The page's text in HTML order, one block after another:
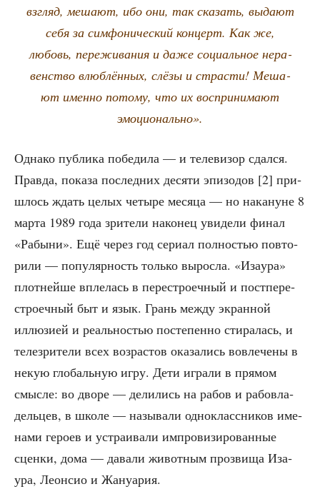
взгляд, меша­ют, ибо они, так ска­зать, выда­ют
себя за сим­фо­ни­че­ский кон­церт. Как же,
любовь, пере­жи­ва­ния и даже соци­аль­ное нера­
вен­ство влюб­лён­ных, слё­зы и стра­сти! Меша­
ют имен­но пото­му, что их вос­при­ни­ма­ют
эмоционально».
Одна­ко пуб­ли­ка побе­ди­ла — и теле­ви­зор сдал­ся.
Прав­да, пока­за послед­них деся­ти эпи­зо­дов [2] при­
шлось ждать целых четы­ре меся­ца — но нака­нуне 8
мар­та 1989 года зри­те­ли нако­нец уви­де­ли финал
«Рабы­ни». Ещё через год сери­ал пол­но­стью повто­
ри­ли — попу­ляр­ность толь­ко вырос­ла. «Иза­ура»
плот­ней­ше впле­лась в пере­стро­еч­ный и пост­пе­ре­
стро­еч­ный быт и язык. Грань меж­ду экран­ной
иллю­зи­ей и реаль­но­стью посте­пен­но сти­ра­лась, и
теле­зри­те­ли всех воз­рас­тов ока­за­лись вовле­че­ны в
некую гло­баль­ную игру. Дети игра­ли в пря­мом
смыс­ле: во дво­ре — дели­лись на рабов и рабо­вла­
дель­цев, в шко­ле — назы­ва­ли одно­класс­ни­ков име­
на­ми геро­ев и устра­и­ва­ли импро­ви­зи­ро­ван­ные
сцен­ки, дома — дава­ли живот­ным про­зви­ща Иза­
ура, Леон­сио и Жануария.